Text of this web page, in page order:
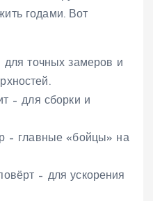
годами. Вот
для точных замеров и
– для сборки и
– главные «бойцы» на
– для ускорения